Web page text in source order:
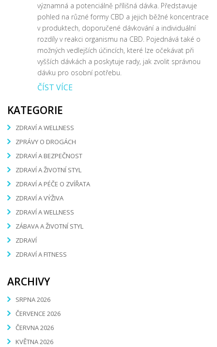
významná a potenciálně přílišná dávka. Představuje
pohled na různé formy CBD a jejich běžné koncentrace
v produktech, doporučené dávkování a individuální
rozdíly v reakci organismu na CBD. Pojednává také o
možných vedlejších účincích, které lze očekávat při
vyšších dávkách a poskytuje rady, jak zvolit správnou
dávku pro osobní potřebu.
ČÍST VÍCE
KATEGORIE
ZDRAVÍ A WELLNESS
ZPRÁVY O DROGÁCH
ZDRAVÍ A BEZPEČNOST
ZDRAVÍ A ŽIVOTNÍ STYL
ZDRAVÍ A PÉČE O ZVÍŘATA
ZDRAVÍ A VÝŽIVA
ZDRAVÍ A WELLNESS
ZÁBAVA A ŽIVOTNÍ STYL
ZDRAVÍ
ZDRAVÍ A FITNESS
ARCHIVY
SRPNA 2026
ČERVENCE 2026
ČERVNA 2026
KVĚTNA 2026